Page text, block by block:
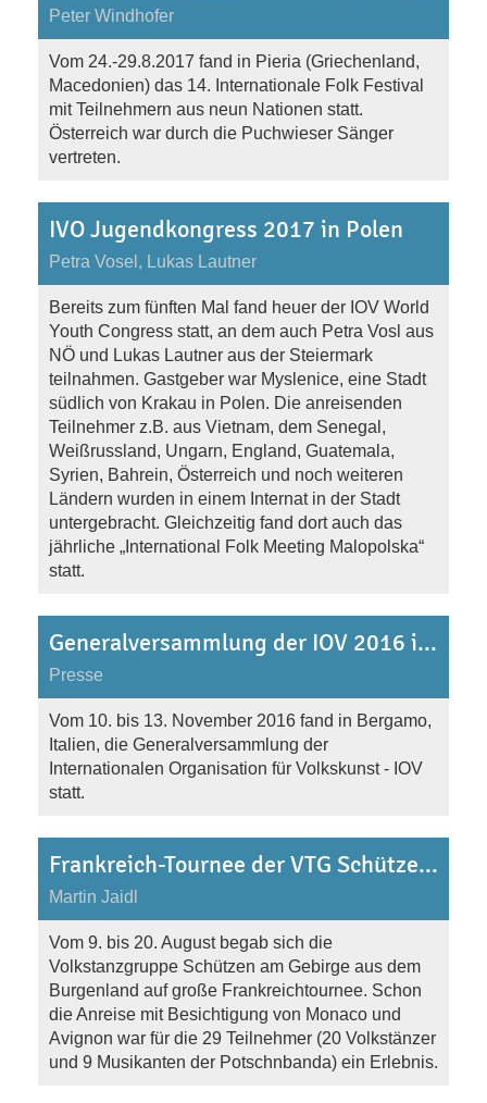
Peter Windhofer
Vom 24.-29.8.2017 fand in Pieria (Griechenland,
Macedonien) das 14. Internationale Folk Festival
mit Teilnehmern aus neun Nationen statt.
Österreich war durch die Puchwieser Sänger
vertreten.
IVO Jugendkongress 2017 in Polen
Petra Vosel, Lukas Lautner
Bereits zum fünften Mal fand heuer der IOV World
Youth Congress statt, an dem auch Petra Vosl aus
NÖ und Lukas Lautner aus der Steiermark
teilnahmen. Gastgeber war Myslenice, eine Stadt
südlich von Krakau in Polen. Die anreisenden
Teilnehmer z.B. aus Vietnam, dem Senegal,
Weißrussland, Ungarn, England, Guatemala,
Syrien, Bahrein, Österreich und noch weiteren
Ländern wurden in einem Internat in der Stadt
untergebracht. Gleichzeitig fand dort auch das
jährliche „International Folk Meeting Malopolska“
statt.
Generalversammlung der IOV 2016 in Bergamo
Presse
Vom 10. bis 13. November 2016 fand in Bergamo,
Italien, die Generalversammlung der
Internationalen Organisation für Volkskunst - IOV
statt.
Frankreich-Tournee der VTG Schützen/Gebirge vom 9.-20.8.2016
Martin Jaidl
Vom 9. bis 20. August begab sich die
Volkstanzgruppe Schützen am Gebirge aus dem
Burgenland auf große Frankreichtournee. Schon
die Anreise mit Besichtigung von Monaco und
Avignon war für die 29 Teilnehmer (20 Volkstänzer
und 9 Musikanten der Potschnbanda) ein Erlebnis.